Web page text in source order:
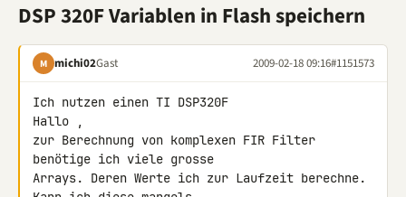
DSP 320F Variablen in Flash speichern
M michi02Gast 2009-02-18 09:16#1151573
Ich nutzen einen TI DSP320F
Hallo ,
zur Berechnung von komplexen FIR Filter
benötige ich viele grosse
Arrays. Deren Werte ich zur Laufzeit berechne.